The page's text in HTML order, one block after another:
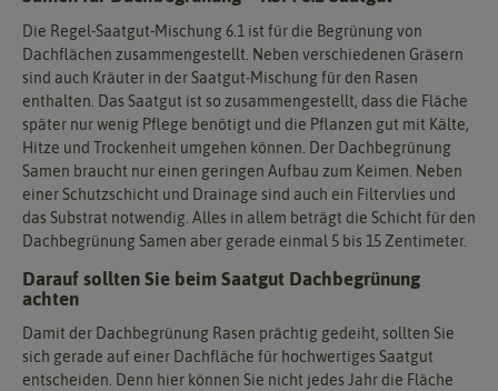
Die Regel-Saatgut-Mischung 6.1 ist für die Begrünung von
Dachflächen zusammengestellt. Neben verschiedenen Gräsern
sind auch Kräuter in der Saatgut-Mischung für den Rasen
enthalten. Das Saatgut ist so zusammengestellt, dass die Fläche
später nur wenig Pflege benötigt und die Pflanzen gut mit Kälte,
Hitze und Trockenheit umgehen können. Der Dachbegrünung
Samen braucht nur einen geringen Aufbau zum Keimen. Neben
einer Schutzschicht und Drainage sind auch ein Filtervlies und
das Substrat notwendig. Alles in allem beträgt die Schicht für den
Dachbegrünung Samen aber gerade einmal 5 bis 15 Zentimeter.
Darauf sollten Sie beim Saatgut Dachbegrünung
achten
Damit der Dachbegrünung Rasen prächtig gedeiht, sollten Sie
sich gerade auf einer Dachfläche für hochwertiges Saatgut
entscheiden. Denn hier können Sie nicht jedes Jahr die Fläche